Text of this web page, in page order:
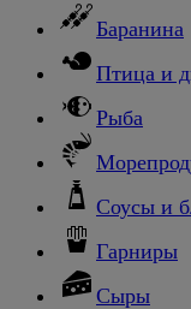
Баранина
Птица и
Рыба
Соусы и
Гарниры
Сыры